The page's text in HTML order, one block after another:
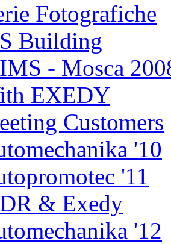
Fotografiche
Building
- Mosca
EXEDY
Customers
'10
'11
& Exedy
'12